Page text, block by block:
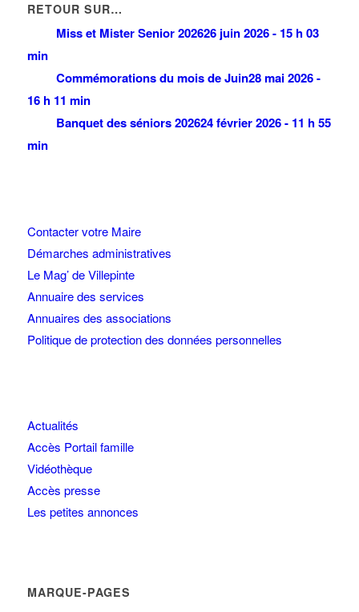
RETOUR SUR…
Miss et Mister Senior 202626 juin 2026 - 15 h 03
min
Commémorations du mois de Juin28 mai 2026 -
16 h 11 min
Banquet des séniors 202624 février 2026 - 11 h 55
min
Contacter votre Maire
Démarches administratives
Le Mag’ de Villepinte
Annuaire des services
Annuaires des associations
Politique de protection des données personnelles
Actualités
Accès Portail famille
Vidéothèque
Accès presse
Les petites annonces
MARQUE-PAGES